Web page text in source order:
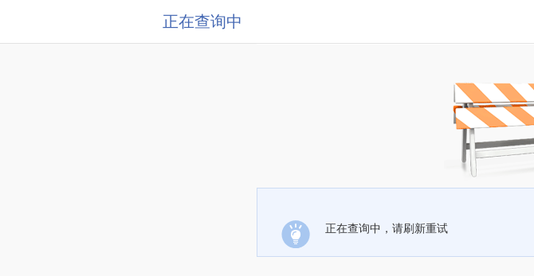
正在查询中
正在查询中，请刷新重试